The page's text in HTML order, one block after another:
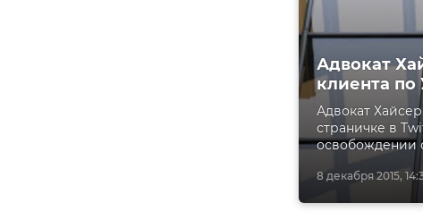
8 декабря 2015,
Адвокат
клиента
Адвокат
страничке в
освобождении